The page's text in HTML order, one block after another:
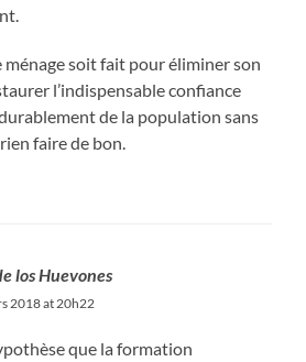
ménage soit fait pour éliminer son
l’indispensable confiance
de la population sans
faire de bon.
los Huevones
2018 at 20h22
que la formation